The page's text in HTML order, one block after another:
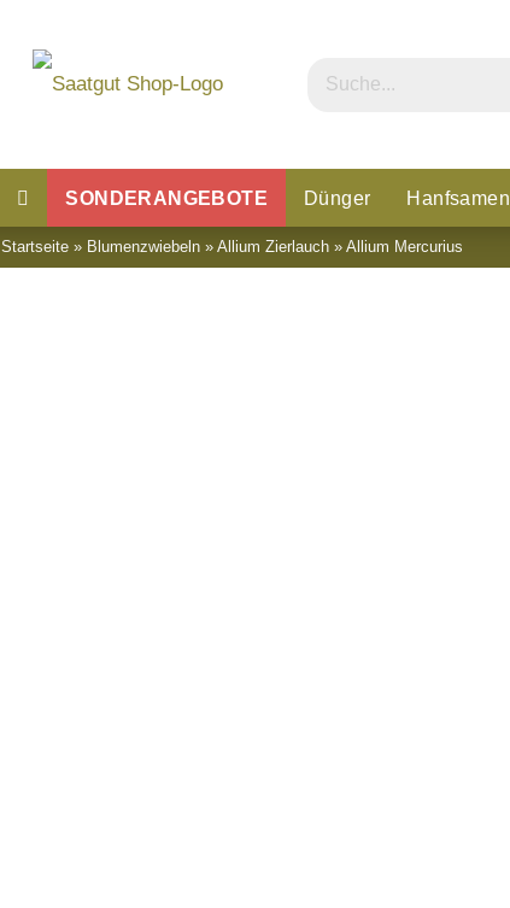
SONDERANGEBOTE Dünger Hanfsamen
Blumensaatgut Blumenwiesen Glücksklee
Startseite » Blumenzwiebeln » Allium Zierlauch » Allium Mercurius